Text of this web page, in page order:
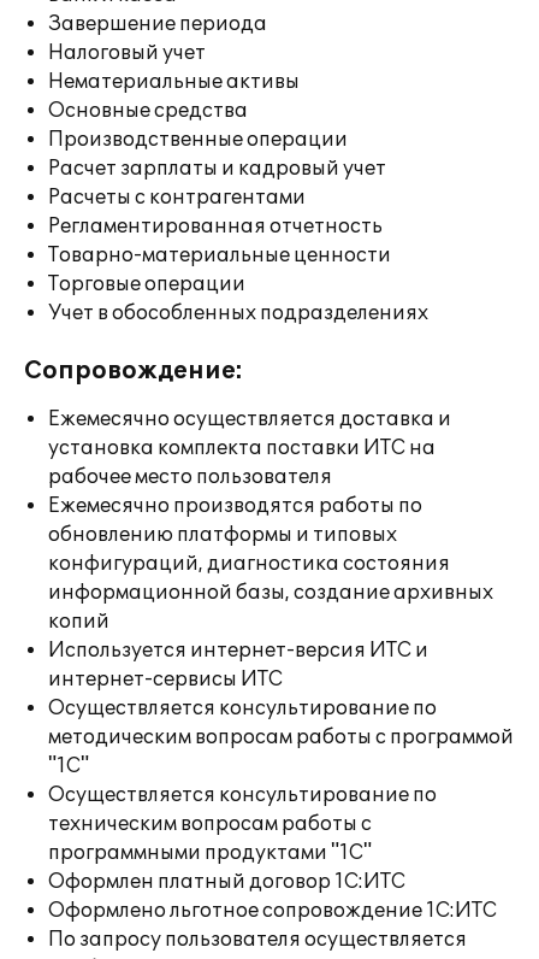
Завершение периода
Налоговый учет
Нематериальные активы
Основные средства
Производственные операции
Расчет зарплаты и кадровый учет
Расчеты с контрагентами
Регламентированная отчетность
Товарно-материальные ценности
Торговые операции
Учет в обособленных подразделениях
Сопровождение:
Ежемесячно осуществляется доставка и
установка комплекта поставки ИТС на
рабочее место пользователя
Ежемесячно производятся работы по
обновлению платформы и типовых
конфигураций, диагностика состояния
информационной базы, создание архивных
копий
Используется интернет-версия ИТС и
интернет-сервисы ИТС
Осуществляется консультирование по
методическим вопросам работы с программой
"1С"
Осуществляется консультирование по
техническим вопросам работы с
программными продуктами "1С"
Оформлен платный договор 1С:ИТС
Оформлено льготное сопровождение 1С:ИТС
По запросу пользователя осуществляется